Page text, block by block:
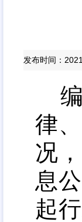
发布时间：
律
况
息
起